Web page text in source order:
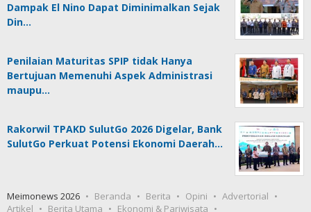
Dampak El Nino Dapat Diminimalkan Sejak
Din…
Penilaian Maturitas SPIP tidak Hanya
Bertujuan Memenuhi Aspek Administrasi
maupu…
Rakorwil TPAKD SulutGo 2026 Digelar, Bank
SulutGo Perkuat Potensi Ekonomi Daerah…
Meimonews 2026 Beranda Berita Opini
Advertorial
Artikel
Berita Utama Ekonomi & Pariwisata